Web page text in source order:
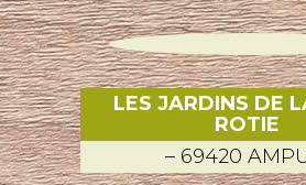
LES JARDINS DE
ROTIE
– 69420